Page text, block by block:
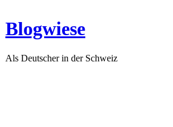
Blogwiese
Als Deutscher in der Schweiz